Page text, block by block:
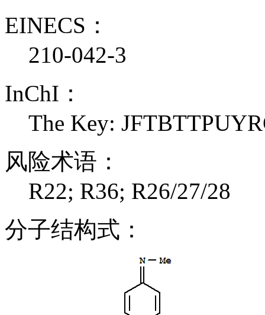
EINECS：
210-042-3
InChI：
The Key:
风险术语：
R22; R36; R26/27/28
分子结构式：